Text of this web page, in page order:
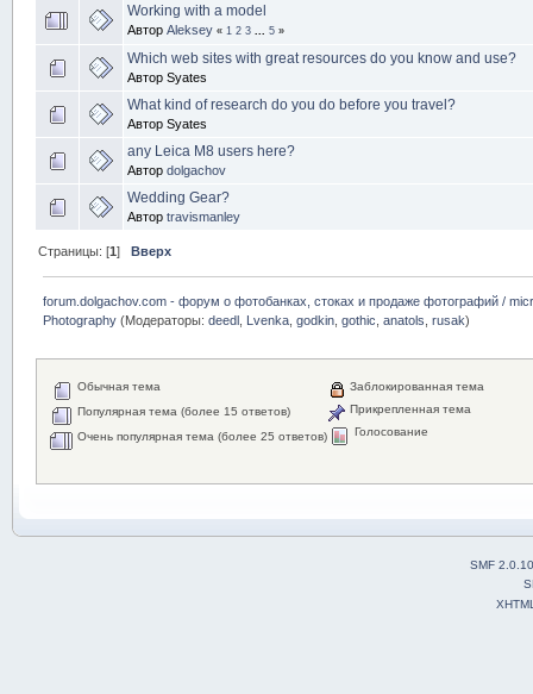
Working with a model
Автор Aleksey « 1 2 3 5»
Which web sites with great resources do you know and use?
Автор Syates
What kind of research do you do before you travel?
Автор Syates
any Leica M8 users here?
Автор dolgachov
Wedding Gear?
Автор travismanley
Страницы: [1]Вверх
forum.dolgachov.com - форум о фотобанках, стоках и продаже фотографий /
Photography (Модераторы:deedl Lvenka ,godkin ,gothic ,anatols ,rusak)
Обычная тема
Популярная тема (более 15 ответов)
Очень популярная тема (более 25 ответов)
Заблокированная тема
Прикрепленная тема
Голосование
SMF